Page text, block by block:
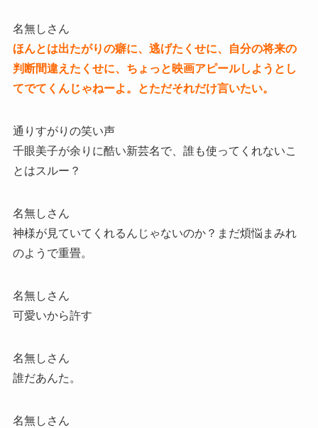
名無しさん
ほんとは出たがりの癖に、逃げたくせに、自分の将来の
判断間違えたくせに、ちょっと映画アピールしようとし
てでてくんじゃねーよ。とただそれだけ言いたい。
通りすがりの笑い声
千眼美子が余りに酷い新芸名で、誰も使ってくれないこ
とはスルー？
名無しさん
神様が見ていてくれるんじゃないのか？まだ煩悩まみれ
のようで重畳。
名無しさん
可愛いから許す
名無しさん
誰だあんた。
名無しさん